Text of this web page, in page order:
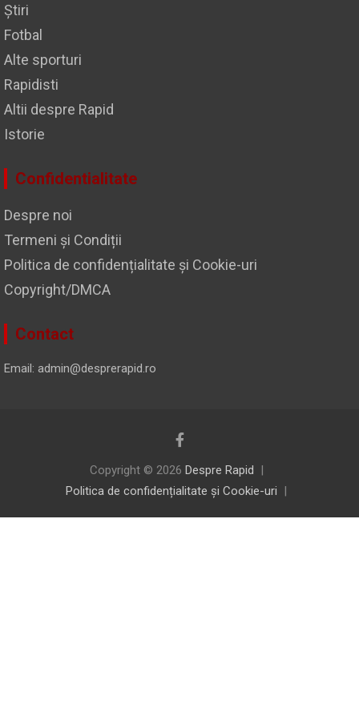
Știri
Fotbal
Alte sporturi
Rapidisti
Altii despre Rapid
Istorie
Confidentialitate
Despre noi
Termeni și Condiții
Politica de confidențialitate și Cookie-uri
Copyright/DMCA
Contact
Email: admin@desprerapid.ro
Copyright © 2026 Despre Rapid
Politica de confidențialitate și Cookie-uri